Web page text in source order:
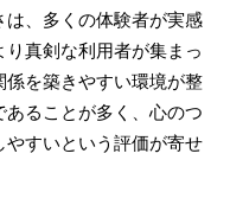
、多くの体験者が実感
真剣な利用者が集まっ
を築きやすい環境が整
ることが多く、心のつ
すいという評価が寄せ